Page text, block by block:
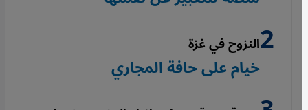
النزوح في غزة
خيام على حافة المجاري